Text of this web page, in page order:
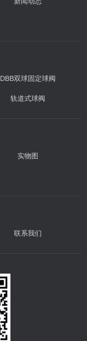
DBB双球固定球阀
轨道式球阀
实物图
联系我们